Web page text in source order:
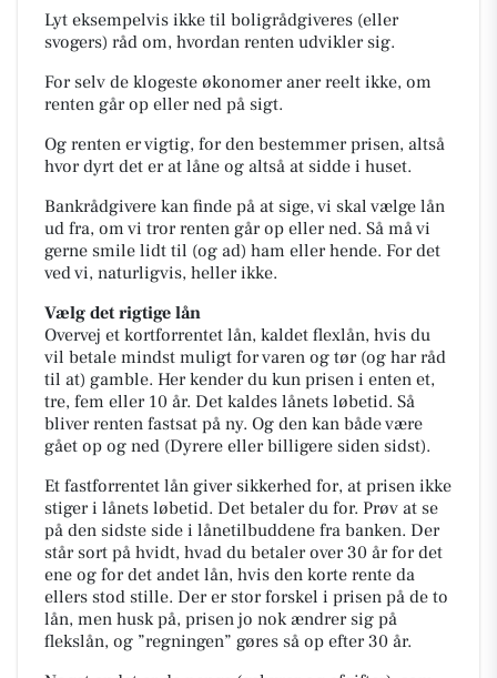
Lyt eksempelvis ikke til boligrådgiveres (eller
svogers) råd om, hvordan renten udvikler sig.
For selv de klogeste økonomer aner reelt ikke, om
renten går op eller ned på sigt.
Og renten er vigtig, for den bestemmer prisen, altså
hvor dyrt det er at låne og altså at sidde i huset.
Bankrådgivere kan finde på at sige, vi skal vælge lån
ud fra, om vi tror renten går op eller ned. Så må vi
gerne smile lidt til (og ad) ham eller hende. For det
ved vi, naturligvis, heller ikke.
Vælg det rigtige lån
Overvej et kortforrentet lån, kaldet flexlån, hvis du
vil betale mindst muligt for varen og tør (og har råd
til at) gamble. Her kender du kun prisen i enten et,
tre, fem eller 10 år. Det kaldes lånets løbetid. Så
bliver renten fastsat på ny. Og den kan både være
gået op og ned (Dyrere eller billigere siden sidst).
Et fastforrentet lån giver sikkerhed for, at prisen ikke
stiger i lånets løbetid. Det betaler du for. Prøv at se
på den sidste side i lånetilbuddene fra banken. Der
står sort på hvidt, hvad du betaler over 30 år for det
ene og for det andet lån, hvis den korte rente da
ellers stod stille. Der er stor forskel i prisen på de to
lån, men husk på, prisen jo nok ændrer sig på
flekslån, og ”regningen” gøres så op efter 30 år.